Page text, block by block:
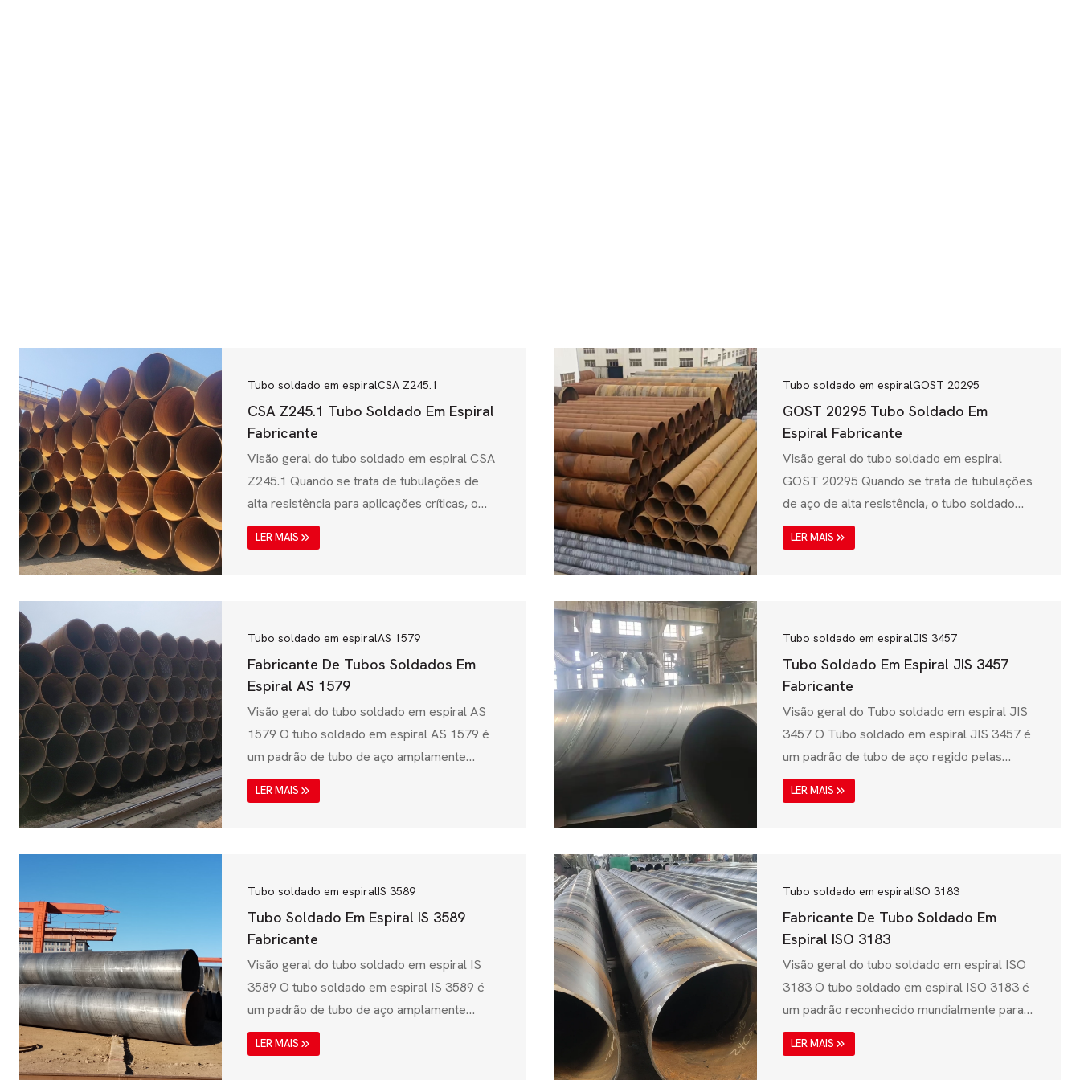
Tubo soldado em espiralCSA Z245.1
CSA Z245.1 Tubo Soldado Em Espiral
Fabricante
Visão geral do tubo soldado em espiral CSA
Z245.1 Quando se trata de tubulações de
alta resistência para aplicações críticas, o
tubo soldado em espiral CSA Z245.1 é a
melhor escolha. Esta norma de tubagem,
requisitos mecânicos, químicos e de
desempenho para petróleo e gás,
transmissão de água e...
LER MAIS
Tubo soldado em espiralGOST 20295
GOST 20295 Tubo Soldado Em
Espiral Fabricante
Visão geral do tubo soldado em espiral
GOST 20295 Quando se trata de tubulações
de aço de alta resistência, o tubo soldado
em espiral GOST 20295 desempenha um
papel vital em indústrias como petróleo e
(Norma Estatal) da Rússia, garante que os
tubos de aço soldados em espiral cumprem
rigorosos requisitos mecânicos, químicos e...
LER MAIS
Tubo soldado em espiralAS 1579
Fabricante De Tubos Soldados Em
Espiral AS 1579
Visão geral do tubo soldado em espiral AS
1579 O tubo soldado em espiral AS 1579 é
um padrão de tubo de aço amplamente
utilizado na Austrália e na Nova Zelândia,
projetado principalmente para transmissão
garante alta resistência, resistência à
corrosão e durabilidade, tornando-o uma
escolha ideal para...
LER MAIS
Tubo soldado em espiralJIS 3457
Tubo Soldado Em Espiral JIS 3457
Fabricante
Visão geral do Tubo soldado em espiral JIS
3457 O Tubo soldado em espiral JIS 3457 é
um padrão de tubo de aço regido pelas
Normas Industriais Japonesas (JIS),
especificamente JIS G 3457, que é
sua alta resistência, resistência à corrosão e
custo-benefício, tornando-os ideais para...
LER MAIS
Tubo soldado em espiralIS 3589
Tubo Soldado Em Espiral IS 3589
Fabricante
Visão geral do tubo soldado em espiral IS
3589 O tubo soldado em espiral IS 3589 é
um padrão de tubo de aço amplamente
utilizado na Índia, projetado principalmente
para transmissão de água, tubulações
LER MAIS
Tubo soldado em espiralISO 3183
Fabricante De Tubo Soldado Em
Espiral ISO 3183
Visão geral do tubo soldado em espiral ISO
3183 O tubo soldado em espiral ISO 3183 é
um padrão reconhecido mundialmente para
tubos de aço soldados usados nas indústrias
de petróleo, gás e petróleo. Governada pela
LER MAIS